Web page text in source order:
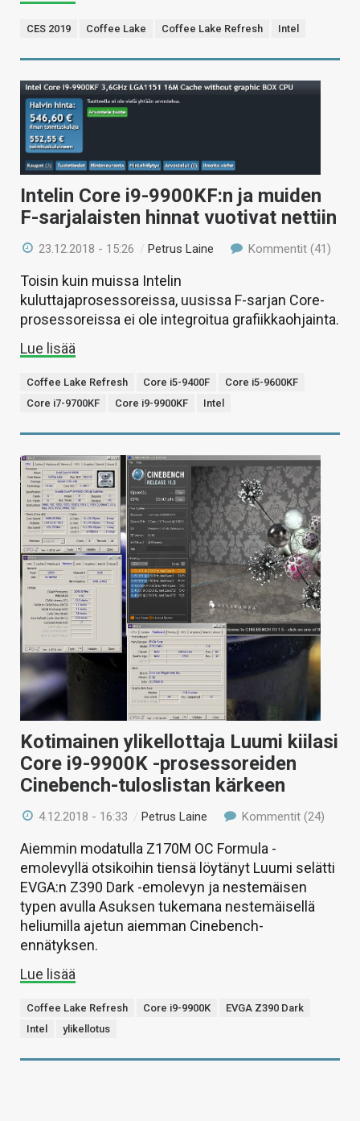
CES 2019 Coffee Lake Coffee Lake Refresh Intel
Intelin Core i9-9900KF:n ja muiden
F-sarjalaisten hinnat vuotivat nettiin
23.12.2018 - 15:26 / Petrus Laine Kommentit (41)
Toisin kuin muissa Intelin
kuluttajaprosessoreissa, uusissa F-sarjan Core-
prosessoreissa ei ole integroitua grafiikkaohjainta.
Lue lisää
Coffee Lake Refresh Core i5-9400F
Core i5-9600KF
Core i7-9700KF
Core i9-9900KF Intel
Kotimainen ylikellottaja Luumi kiilasi
Core i9-9900K -prosessoreiden
Cinebench-tuloslistan kärkeen
4.12.2018 - 16:33 / Petrus Laine Kommentit (24)
Aiemmin modatulla Z170M OC Formula -
emolevyllä otsikoihin tiensä löytänyt Luumi selätti
EVGA:n Z390 Dark -emolevyn ja nestemäisen
typen avulla Asuksen tukemana nestemäisellä
heliumilla ajetun aiemman Cinebench-
ennätyksen.
Lue lisää
Coffee Lake Refresh Core i9-9900K
EVGA Z390 Dark
Intel
ylikellotus